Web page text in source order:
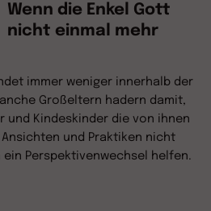
Wenn die Enkel Gott
nicht einmal mehr
immer weniger innerhalb der
Großeltern hadern damit,
und Kindeskinder die von ihnen
und Praktiken nicht
Perspektivenwechsel helfen.